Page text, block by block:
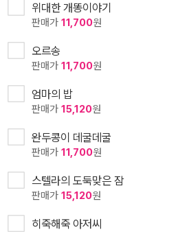
위대한 개똥이야기
판매가 11,700원
오르송
판매가 11,700원
엄마의 밥
판매가 15,120원
완두콩이 데굴데굴
판매가 11,700원
스텔라의 도둑맞은 잠
판매가 15,120원
히죽해죽 아저씨